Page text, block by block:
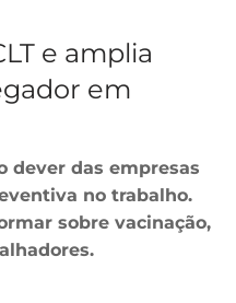
e amplia
em
dever das empresas
no trabalho.
sobre vacinação,